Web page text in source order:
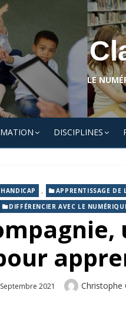
LE
DISCIPLINES
, APPRENTISSAGE DE
DIFFÉRENCIER AVEC LE
2021 Author
Christophe